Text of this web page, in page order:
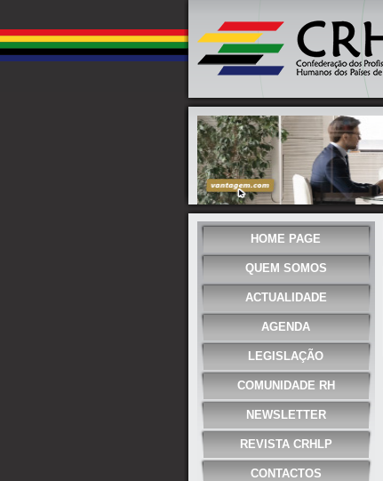
HOME PAGE
QUEM SOMOS
ACTUALIDADE
AGENDA
LEGISLAÇÃO
COMUNIDADE RH
NEWSLETTER
REVISTA CRHLP
CONTACTOS